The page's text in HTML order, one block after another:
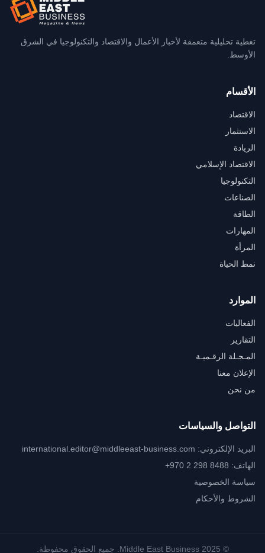
تغطية تحليلية متعمقة لأخبار الأعمال والاقتصاد والتكنولوجيا في الشرق
الأوسط.
الأقسام
الاقتصاد
الاستثمار
الريادة
الاقتصاد الإسلامي
التكنولوجيا
الصناعات
الطاقة
المهارات
المرأة
نمط الحياة
الموارد
الفعاليات
التقارير
المـجـلة الرقـميـة
الإعلان معنا
من نحن
التواصل والسياسات
البريد الإلكتروني: international.editor@middleeast-business.com
الهاتف: ‎+970 2 298 8488
سياسة الخصوصية
الشروط والأحكام
© 2025 Middle East Business. جميع الحقوق محفوظة.